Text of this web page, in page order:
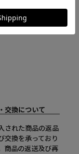
にしやすいラグ
サリーを作り続
交換について
された商品の返品
交換を承っており
商品の返送及び再